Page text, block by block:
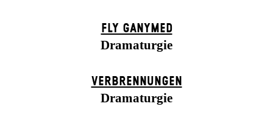
FLY GANYMED
Dramaturgie
VERBRENNUNGEN
Dramaturgie